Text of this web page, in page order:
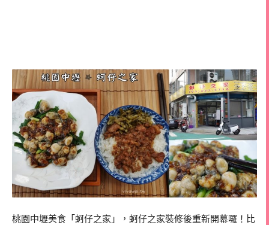
桃園中壢美食「蚵仔之家」，蚵仔之家裝修後重新開幕囉！比